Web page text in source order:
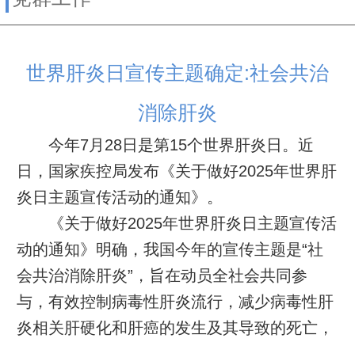
世界肝炎日宣传主题确定:社会共治
消除肝炎
今年7月28日是第15个世界肝炎日。近
日，国家疾控局发布《关于做好2025年世界肝
炎日主题宣传活动的通知》。
《关于做好2025年世界肝炎日主题宣传活
动的通知》明确，我国今年的宣传主题是“社
会共治消除肝炎”，旨在动员全社会共同参
与，有效控制病毒性肝炎流行，减少病毒性肝
炎相关肝硬化和肝癌的发生及其导致的死亡，